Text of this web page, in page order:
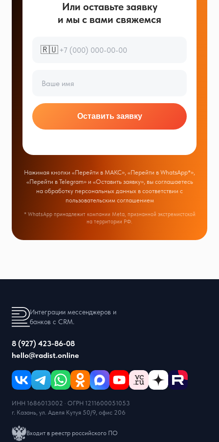
Или оставьте заявку
и мы с вами свяжемся
🇷🇺
Оставить заявку
Нажимая кнопки «Перейти в МАКС», «Перейти в WhatsApp*»,
«Перейти в Telegram» и «Оставить заявку», вы соглашаетесь
на обработку персональных данных в соответствии с
пользовательским соглашением
* WhatsApp принадлежит компании Meta, признанной экстремистской
на территории РФ.
Интеграции мессенджеров и
банков с CRM.
8 (927) 423-86-08
hello@radist.online
ИНН 1686013002 · ОГРН 1211600051053
г. Казань, ул. Аделя Кутуя 50/9, офис 206
Входит в реестр российского ПО